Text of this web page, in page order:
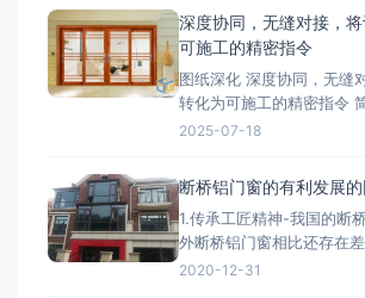
深度协同，无缝对接，
可施工的精密指令
图纸深化 深度协同，无缝
转化为可施工的精密指令
想，深化是让理想落地的桥
与细化。我们精准核算每一
强度、安装逻辑和材料工
图、组装图、节点大样图
2025-07-18
断桥铝门窗的有利发展
1.传承工匠精神-我国的断
外断桥铝门窗相比还存在
产品质量、技术含量等方面
2020-12-31